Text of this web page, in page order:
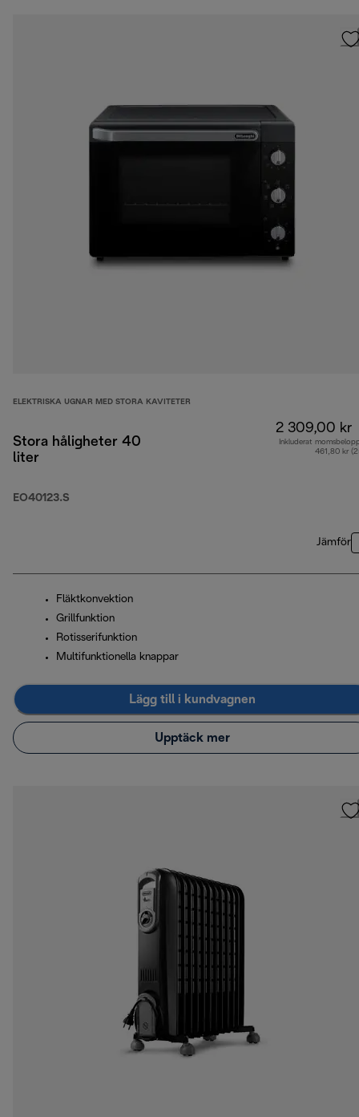
ELEKTRISKA UGNAR MED STORA KAVITETER
Stora håligheter 40
liter
EO40123.S
2 309,00 kr
Inkluderat
461,80 kr
Jämför
Fläktkonvektion
Grillfunktion
Rotisserifunktion
Multifunktionella knappar
Lägg till i kundvagnen
Upptäck mer